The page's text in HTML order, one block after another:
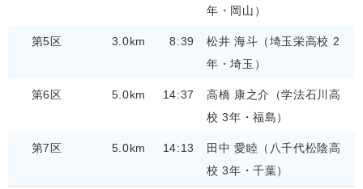
年・岡山）
第5区 3.0km 8:39
松井 海斗（埼玉栄高校 2
年・埼玉）
第6区 5.0km 14:37
高橋 康之介（学法石川高
校 3年・福島）
第7区 5.0km 14:13
田中 愛睦（八千代松陰高
校 3年・千葉）